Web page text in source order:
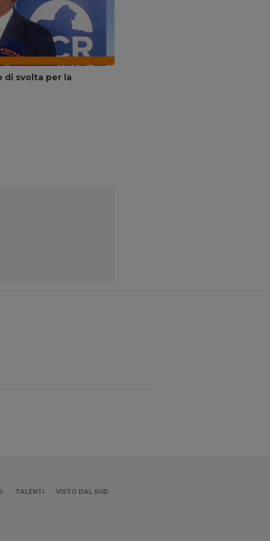
di svolta per la
TALENTI VISTO DAL SUD